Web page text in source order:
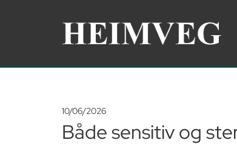
10/06/2026
Både sensitiv og